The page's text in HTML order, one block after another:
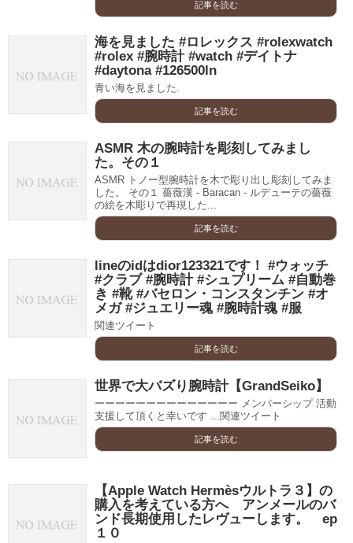
記事を読む
海を見ました #ロレックス #rolexwatch
#rolex #腕時計 #watch #デイトナ
#daytona #126500ln
青い海を見ました.
記事を読む
ASMR 木の腕時計を彫刻してみまし
た。その１
ASMR トノー型腕時計を木で彫り出し彫刻してみま
した。 その１ 薔薇漢 - Baracan - ルデューテの薔薇
の絵を木彫りで再現した...
記事を読む
lineのidはdior123321です！ #ウォッチ
#クラブ #腕時計 #シュプリーム #自動巻
き #靴 #バセロン・コンスタンチン #オ
メガ #ジュエリー魂 #腕時計魂 #服
関連ツイート
記事を読む
世界で大バズり腕時計【GrandSeiko】
ーーーーーーーーーーーーーー メンバーシップ 活動
支援して頂くと幸いです ...関連ツイート
記事を読む
【Apple Watch Hermèsウルトラ３】の
購入を考えている方へ アンメールのバ
ンド長期使用したレヴューします。 ep
１０